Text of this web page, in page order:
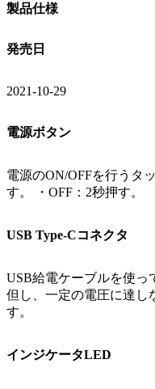
製品仕様
発売日
2021-10-29
電源ボタン
電源のON/OFFを行うタ
す。 ・OFF：2秒押す。
USB Type-Cコネクタ
USB給電ケーブルを使っ
但し、一定の電圧に達し
す。
インジケータLED